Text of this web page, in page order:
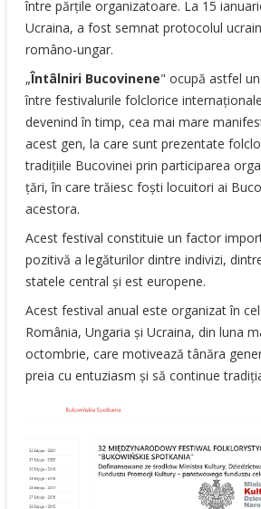
între părţile organizatoare. La 15
Ucraina, a fost semnat protocolul
româno-ungar.
„Întâlniri Bucovinene" ocupă astfel
între festivalurile folclorice
devenind în timp, cea mai mare
acest gen, la care sunt prezentate
tradiţiile Bucovinei prin participarea
ţări, în care trăiesc foşti locuitori ai
acestora.
Acest festival constituie un factor
pozitivă a legăturilor dintre indivizi,
statele central şi est europene.
Acest festival anual este organizat în
România, Ungaria şi Ucraina, din luna
octombrie, care motivează tânăra
preia cu entuziasm şi să continue